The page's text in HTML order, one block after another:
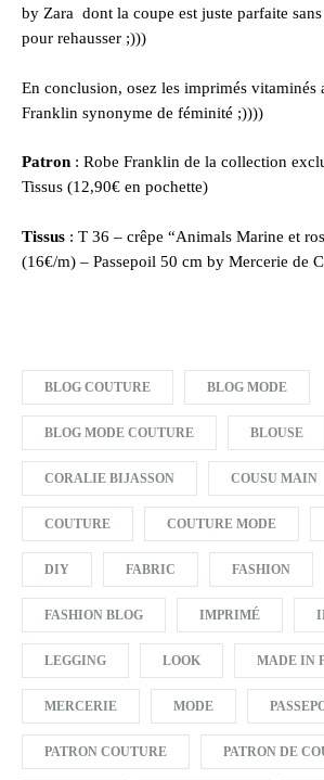
by Zara dont la coupe est juste parfaite
pour rehausser ;)))
En conclusion, osez les imprimés vitaminés
Franklin synonyme de féminité ;))))
Patron : Robe Franklin de la collection
Tissus (12,90€ en pochette)
Tissus : T 36 – crêpe “Animals Marine et
(16€/m) – Passepoil 50 cm by Mercerie de
BLOG COUTURE BLOG MODE
BLOG MODE COUTURE BLOUSE
CORALIE BIJASSON COUSU MAIN
COUTURE COUTURE MODE
DIY FABRIC FASHION
FASHION BLOG IMPRIMÉ
LEGGING LOOK MADE IN
MERCERIE MODE
PATRON COUTURE PATRON DE